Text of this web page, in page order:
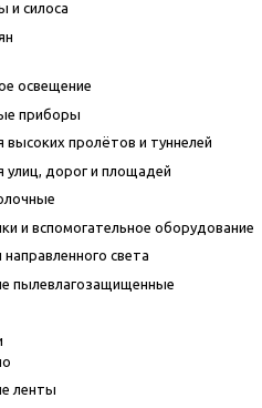
и силоса
освещение
приборы
высоких пролётов и туннелей
улиц, дорог и площадей
и вспомогательное оборудование
света
пылевлагозащищенные
ленты